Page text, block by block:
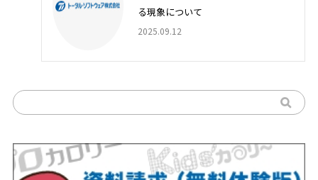
る現象について
2025.09.12